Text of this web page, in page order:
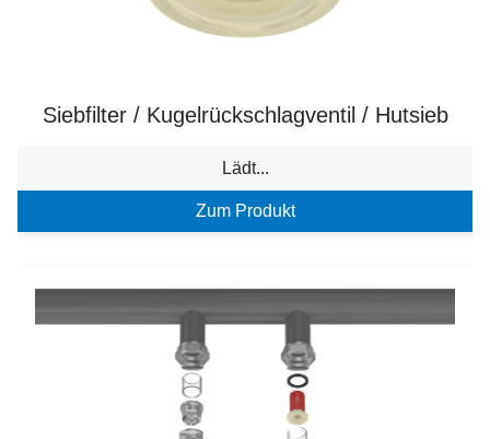
Siebfilter / Kugelrückschlagventil / Hutsieb
Lädt...
Zum Produkt